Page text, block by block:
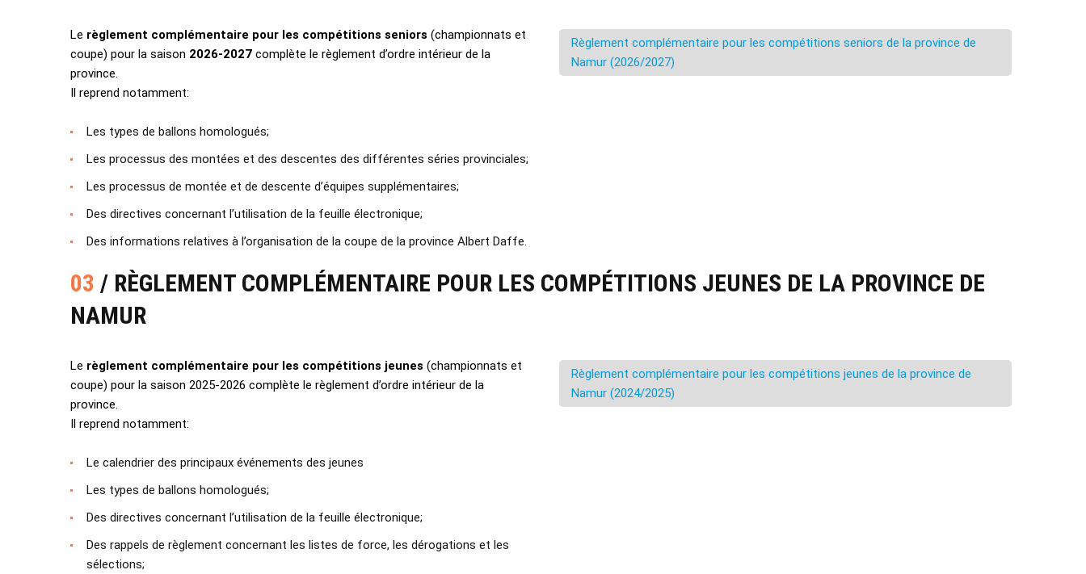
Le règlement complémentaire pour les compétitions seniors (championnats et
coupe) pour la saison 2026-2027 complète le règlement d’ordre intérieur de la
province.
Il reprend notamment:
Les types de ballons homologués;
Les processus des montées et des descentes des différentes séries provinciales;
Les processus de montée et de descente d’équipes supplémentaires;
Des directives concernant l’utilisation de la feuille électronique;
Des informations relatives à l’organisation de la coupe de la province Albert Daffe.
Règlement complémentaire pour les compétitions seniors de la province de
Namur (2026/2027)
03 / RÈGLEMENT COMPLÉMENTAIRE POUR LES COMPÉTITIONS JEUNES DE LA PROVINCE DE
NAMUR
Le règlement complémentaire pour les compétitions jeunes (championnats et
coupe) pour la saison 2025-2026 complète le règlement d’ordre intérieur de la
province.
Il reprend notamment:
Le calendrier des principaux événements des jeunes
Les types de ballons homologués;
Des directives concernant l’utilisation de la feuille électronique;
Des rappels de règlement concernant les listes de force, les dérogations et les
sélections;
Règlement complémentaire pour les compétitions jeunes de la province de
Namur (2024/2025)